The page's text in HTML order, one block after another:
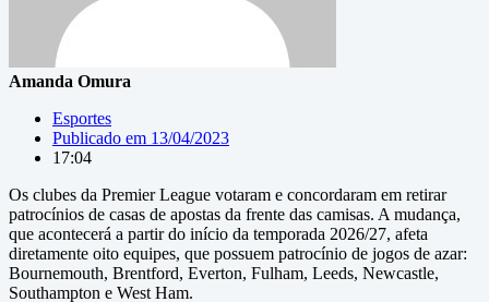
Amanda Omura
Esportes
Publicado em 13/04/2023
17:04
Os clubes da Premier League votaram e concordaram em retirar
patrocínios de casas de apostas da frente das camisas. A mudança,
que acontecerá a partir do início da temporada 2026/27, afeta
diretamente oito equipes, que possuem patrocínio de jogos de azar:
Bournemouth, Brentford, Everton, Fulham, Leeds, Newcastle,
Southampton e West Ham.